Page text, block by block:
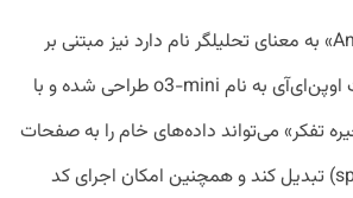
دومین ابزار که «Analyst» به معنای تحلیلگر نام دارد نیز مبتنی بر
مدل استدلال‌گر شرکت اوپن‌ای‌آی به نام o3-mini طراحی شده و با
تفکر» می‌تواند داده‌های خام را به صفحات
گسترده (spreadsheets) تبدیل کند و همچنین امکان اجرای کد